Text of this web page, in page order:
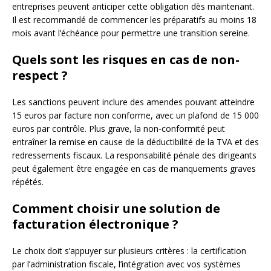
entreprises peuvent anticiper cette obligation dès maintenant.
Il est recommandé de commencer les préparatifs au moins 18
mois avant l’échéance pour permettre une transition sereine.
Quels sont les risques en cas de non-
respect ?
Les sanctions peuvent inclure des amendes pouvant atteindre
15 euros par facture non conforme, avec un plafond de 15 000
euros par contrôle. Plus grave, la non-conformité peut
entraîner la remise en cause de la déductibilité de la TVA et des
redressements fiscaux. La responsabilité pénale des dirigeants
peut également être engagée en cas de manquements graves
répétés.
Comment choisir une solution de
facturation électronique ?
Le choix doit s’appuyer sur plusieurs critères : la certification
par l’administration fiscale, l’intégration avec vos systèmes